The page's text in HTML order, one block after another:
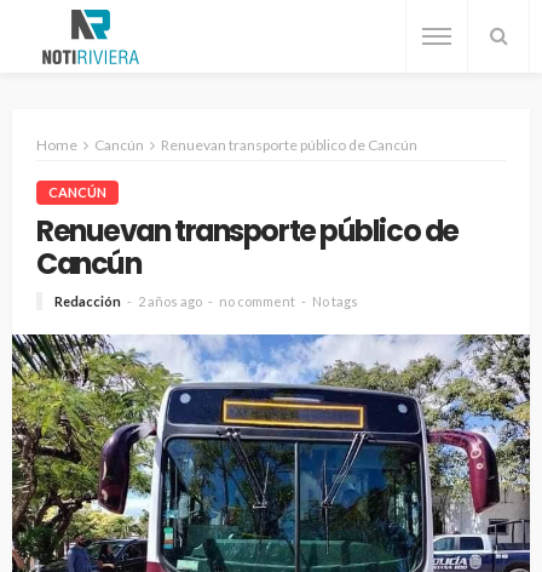
Home Cancún Renuevan transporte público de Cancún
CANCÚN
Renuevan transporte público de
Cancún
Redacción 2 años ago no comment No tags